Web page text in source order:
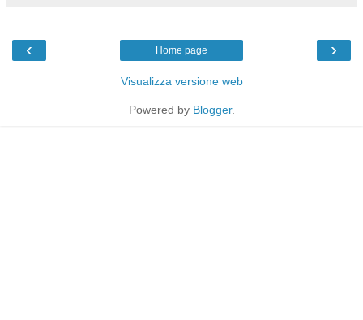
‹ ›
Home page
Visualizza versione web
Powered by Blogger.